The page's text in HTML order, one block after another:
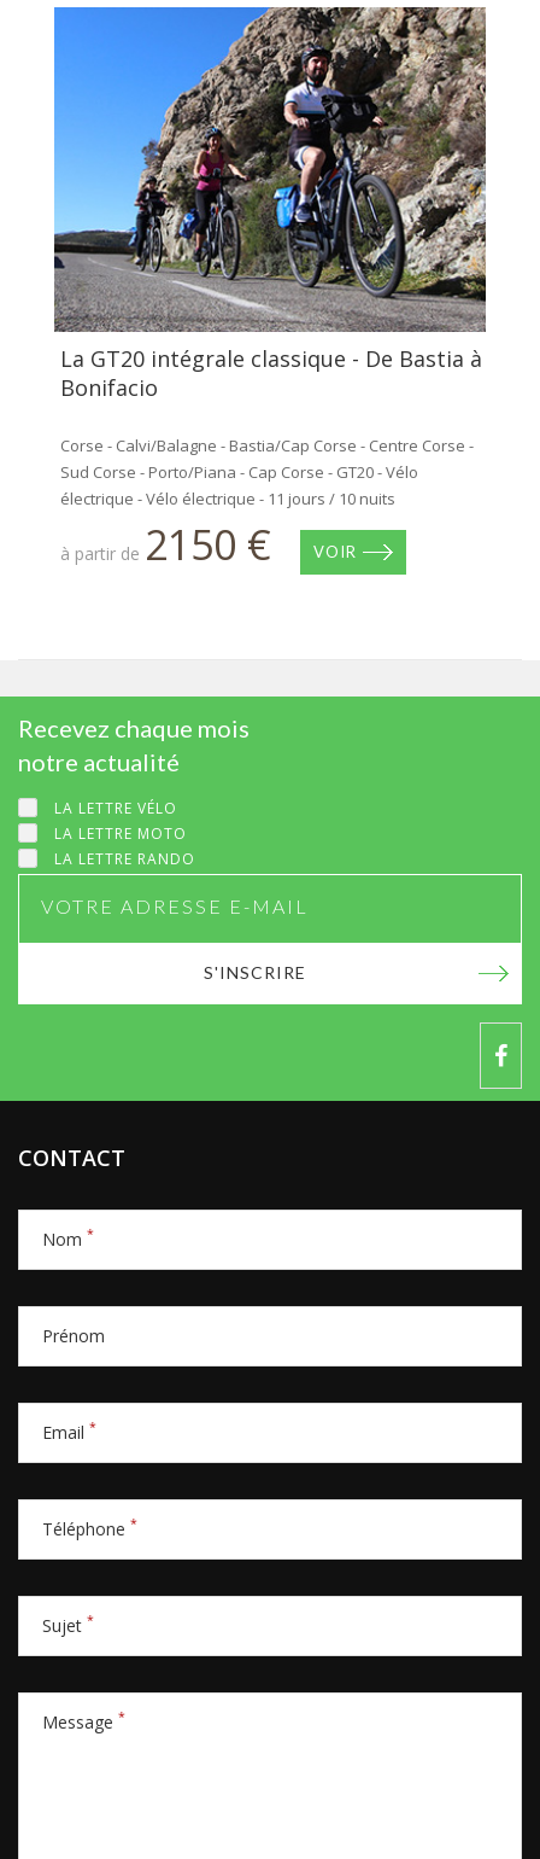
La GT20 intégrale classique - De Bastia à
Bonifacio
Corse - Calvi/Balagne - Bastia/Cap Corse - Centre Corse -
Sud Corse - Porto/Piana - Cap Corse - GT20 - Vélo
électrique - Vélo électrique - 11 jours / 10 nuits
à partir de 2150 € VOIR
Recevez chaque mois
notre actualité
LA LETTRE VÉLO
LA LETTRE MOTO
LA LETTRE RANDO
S'INSCRIRE
CONTACT
Nom *
Prénom
Email *
Téléphone *
Sujet *
Message *